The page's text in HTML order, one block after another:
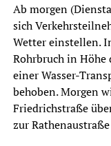
Ab morgen
sich
Wettereinstellen.
Rohrbruch inHöhe
einer Wasser-
behoben. Morgen
Friedrichstraße
zur